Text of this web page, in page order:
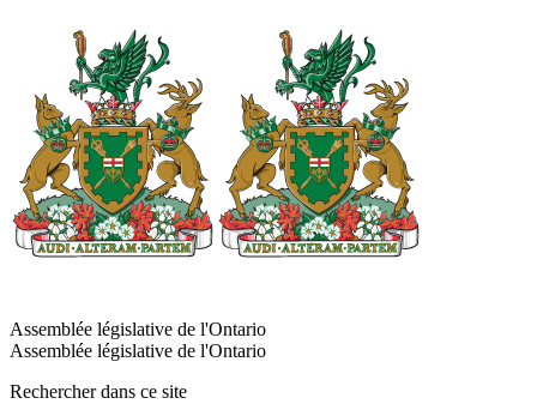
Assemblée législative de l'Ontario
Assemblée législative de l'Ontario
Rechercher dans ce site